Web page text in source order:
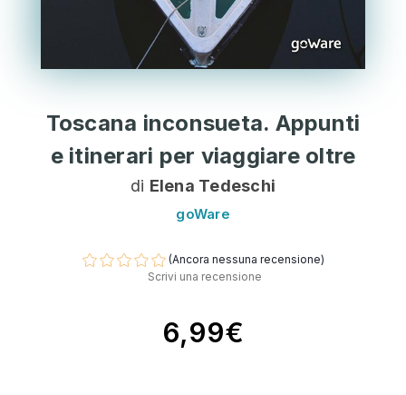
Toscana inconsueta. Appunti
e itinerari per viaggiare oltre
di Elena Tedeschi
goWare
(Ancora nessuna recensione)
Scrivi una recensione
6,99€